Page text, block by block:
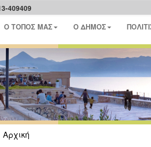
409409
Ο ΤΟΠΟΣ ΜΑΣ Ο ΔΗΜΟΣ
Αρχική